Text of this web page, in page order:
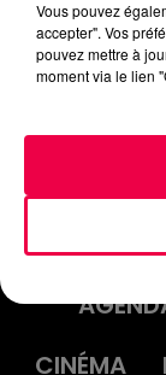
ACCUEIL
CINÉMA
Vous pouvez
accepter". Vos
pouvez mettre à
moment via le lien